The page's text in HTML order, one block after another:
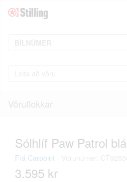
Vöruflokkar
Sólhlíf Paw Patrol blá
Frá Carpoint -
3.595 kr